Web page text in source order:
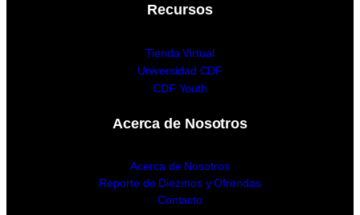
Recursos
Tienda Virtual
Universidad CDF
CDF Youth
Acerca de Nosotros
Acerca de Nosotros
Reporte de Diezmos y Ofrendas
Contacto